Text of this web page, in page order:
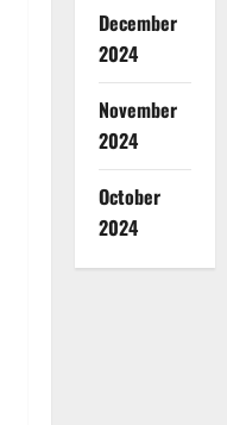
December
2024
November
2024
October
2024